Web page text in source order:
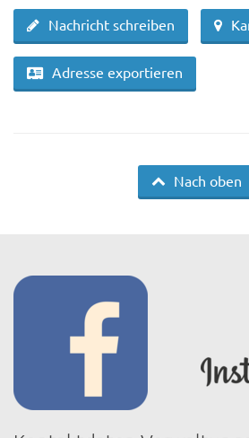
Nachricht schreiben
Adresse exportieren
Nach oben